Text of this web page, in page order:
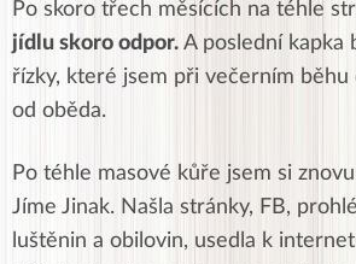
Po skoro třech měsících na téhle
jídlu skoro odpor. A poslední kapka
řízky, které jsem při večerním
od oběda.
Po téhle masové kůře jsem si
Jíme Jinak. Našla stránky, FB,
luštěnin a obilovin, usedla k